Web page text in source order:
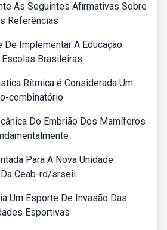
As Seguintes Afirmativas Sobre
Referências
Implementar A Educação
Escolas Brasileiras
Rítmica é Considerada Um
combinatório
Do Embrião Dos Mamíferos
Para A Nova Unidade
Ceab-rd/srseii.
Um Esporte De Invasão Das
Esportivas